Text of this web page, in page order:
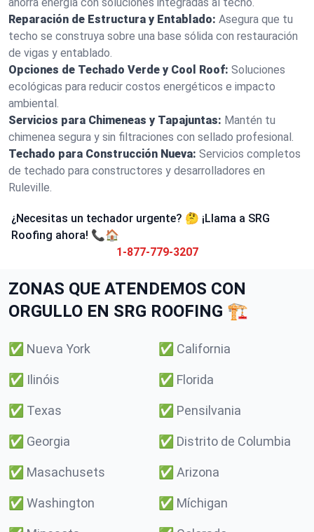
Reparación de Estructura y Entablado: Asegura que tu
techo se construya sobre una base sólida con restauración
de vigas y entablado.
Opciones de Techado Verde y Cool Roof: Soluciones
ecológicas para reducir costos energéticos e impacto
ambiental.
Servicios para Chimeneas y Tapajuntas: Mantén tu
chimenea segura y sin filtraciones con sellado profesional.
Techado para Construcción Nueva: Servicios completos
de techado para constructores y desarrolladores en
Ruleville.
¿Necesitas un techador urgente? 🤔 ¡Llama a SRG
Roofing ahora! 📞🏠
1-877-779-3207
ZONAS QUE ATENDEMOS CON
ORGULLO EN SRG ROOFING 🏗️
✅ Nueva York ✅ California
✅ Ilinóis ✅ Florida
✅ Texas ✅ Pensilvania
✅ Georgia ✅ Distrito de Columbia
✅ Masachusets ✅ Arizona
✅ Washington ✅ Míchigan